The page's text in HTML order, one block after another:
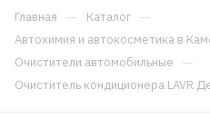
Главная — Каталог —
Автохимия и автокосметика в
Очистители автомобильные —
Очиститель кондиционера LAVR